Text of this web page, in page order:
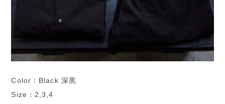
Color：Black 深黒
Size：2,3,4